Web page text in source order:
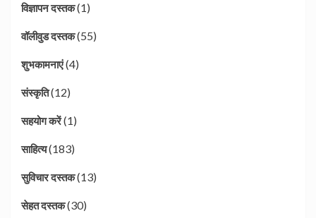
विज्ञापन दस्तक(1)
वॉलीवुड दस्तक(55)
शुभकामनाएं(4)
संस्कृति(12)
सहयोग करें(1)
साहित्य(183)
सुविचार दस्तक(13)
सेहत दस्तक(30)